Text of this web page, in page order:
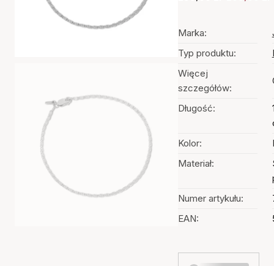
Marka:
Typ produktu:
Więcej
szczegółów:
Długość:
Kolor:
Materiał:
Numer artykułu:
EAN: